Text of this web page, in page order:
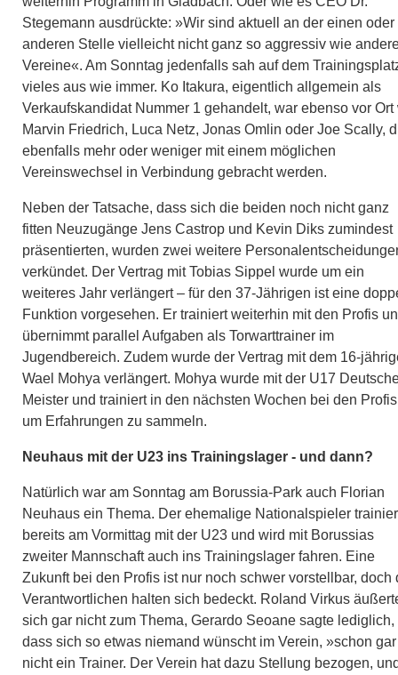
Stegemann ausdrückte: »Wir sind aktuell an der einen oder
anderen Stelle vielleicht nicht ganz so aggressiv wie
Vereine«. Am Sonntag jedenfalls sah auf dem
vieles aus wie immer. Ko Itakura, eigentlich allgemein als
Verkaufskandidat Nummer 1 gehandelt, war ebenso vor Ort
Marvin Friedrich, Luca Netz, Jonas Omlin oder Joe Scally,
ebenfalls mehr oder weniger mit einem möglichen
Vereinswechsel in Verbindung gebracht werden.
Neben der Tatsache, dass sich die beiden noch nicht ganz
fitten Neuzugänge Jens Castrop und Kevin Diks zumindest
präsentierten, wurden zwei weitere
verkündet. Der Vertrag mit Tobias Sippel wurde um ein
weiteres Jahr verlängert – für den 37-Jährigen ist eine
Funktion vorgesehen. Er trainiert weiterhin mit den Profis
übernimmt parallel Aufgaben als Torwarttrainer im
Jugendbereich. Zudem wurde der Vertrag mit dem 16-
Wael Mohya verlängert. Mohya wurde mit der U17
Meister und trainiert in den nächsten Wochen bei den
um Erfahrungen zu sammeln.
Neuhaus mit der U23 ins Trainingslager - und dann?
Natürlich war am Sonntag am Borussia-Park auch Florian
Neuhaus ein Thema. Der ehemalige Nationalspieler
bereits am Vormittag mit der U23 und wird mit Borussias
zweiter Mannschaft auch ins Trainingslager fahren. Eine
Zukunft bei den Profis ist nur noch schwer vorstellbar, doch
Verantwortlichen halten sich bedeckt. Roland Virkus
sich gar nicht zum Thema, Gerardo Seoane sagte lediglich,
dass sich so etwas niemand wünscht im Verein, »schon gar
nicht ein Trainer. Der Verein hat dazu Stellung bezogen,